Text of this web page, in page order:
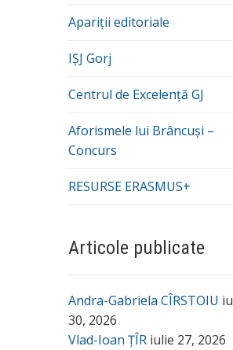
Apariții editoriale
IȘJ Gorj
Centrul de Excelență GJ
Aforismele lui Brâncuși –
Concurs
RESURSE ERASMUS+
Articole publicate
Andra-Gabriela CÎRSTOIU
30, 2026
Vlad-Ioan ȚÎR iulie 27, 2026